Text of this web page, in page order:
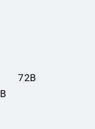
72В
В